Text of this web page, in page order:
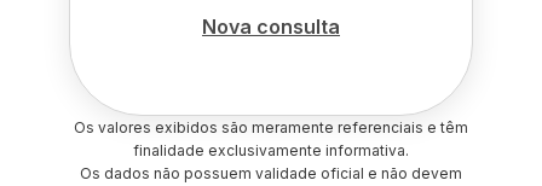
Nova consulta
Os valores exibidos são meramente referenciais e têm
finalidade exclusivamente informativa.
Os dados não possuem validade oficial e não devem